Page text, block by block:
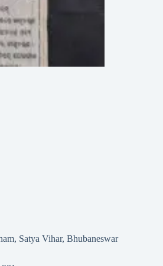
Satya Vihar, Bhubaneswar